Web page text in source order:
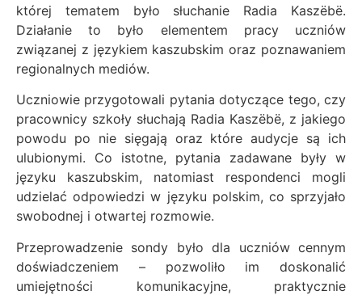
której tematem było słuchanie Radia Kaszëbë.
Działanie to było elementem pracy uczniów
związanej z językiem kaszubskim oraz poznawaniem
regionalnych mediów.
Uczniowie przygotowali pytania dotyczące tego, czy
pracownicy szkoły słuchają Radia Kaszëbë, z jakiego
powodu po nie sięgają oraz które audycje są ich
ulubionymi. Co istotne, pytania zadawane były w
języku kaszubskim, natomiast respondenci mogli
udzielać odpowiedzi w języku polskim, co sprzyjało
swobodnej i otwartej rozmowie.
Przeprowadzenie sondy było dla uczniów cennym
doświadczeniem – pozwoliło im doskonalić
umiejętności komunikacyjne, praktycznie